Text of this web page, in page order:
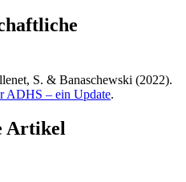
S. & Banaschewski (2022).
ADHS – ein Update.
Artikel